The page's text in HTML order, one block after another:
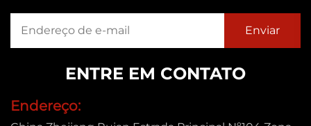
ENTRE EM CONTATO
Endereço: